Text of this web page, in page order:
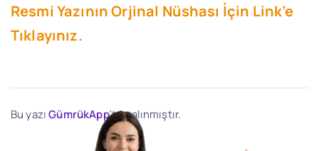
Resmi Yazının Orjinal Nüshası İçin Link’e
Tıklayınız.
Bu yazıGümrükApp'ten alınmıştır.